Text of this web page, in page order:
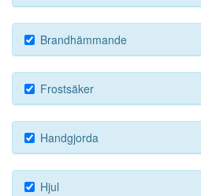
Brandhämmande
Frostsäker
Handgjorda
Hjul